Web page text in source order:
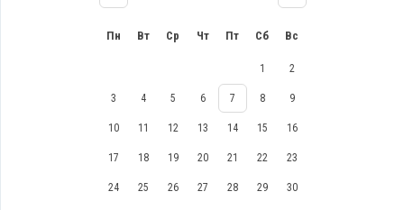
Пн Вт Ср Чт Пт Сб Вс
1 2
3 4 5 6 7 8 9
10 11 12 13 14 15 16
17 18 19 20 21 22 23
24 25 26 27 28 29 30